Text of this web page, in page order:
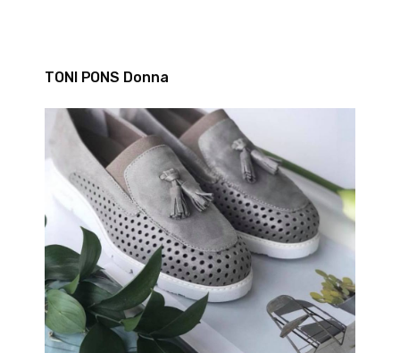
TONI PONS Donna